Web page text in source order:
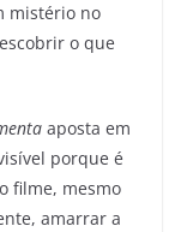
mistério no
o que
aposta em
porque é
filme, mesmo
amarrar a